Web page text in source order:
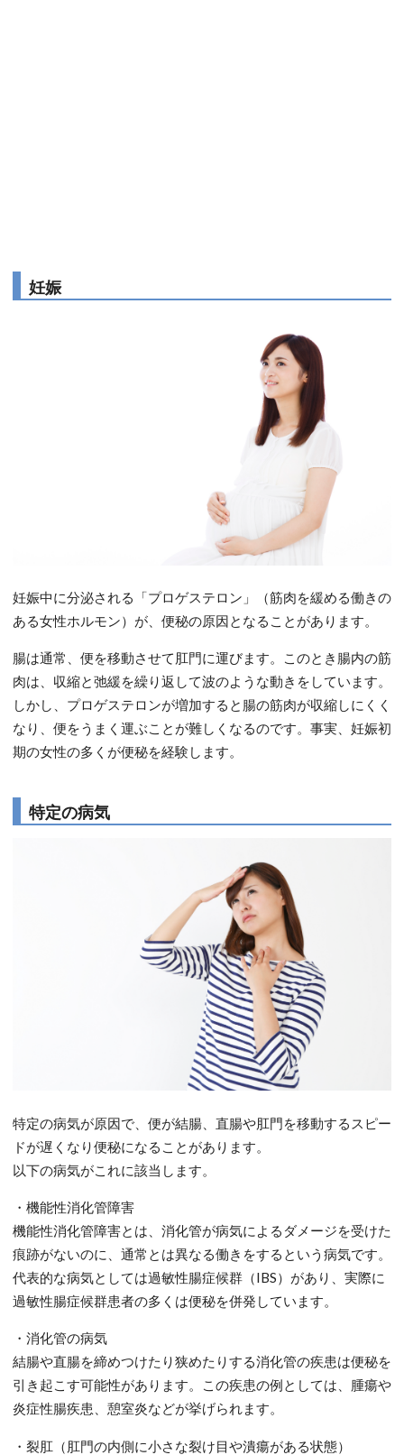
妊娠
妊娠中に分泌される「プロゲステロン」（筋肉を緩める働きの
ある女性ホルモン）が、便秘の原因となることがあります。
腸は通常、便を移動させて肛門に運びます。このとき腸内の筋
肉は、収縮と弛緩を繰り返して波のような動きをしています。
しかし、プロゲステロンが増加すると腸の筋肉が収縮しにくく
なり、便をうまく運ぶことが難しくなるのです。事実、妊娠初
期の女性の多くが便秘を経験します。
特定の病気
特定の病気が原因で、便が結腸、直腸や肛門を移動するスピー
ドが遅くなり便秘になることがあります。
以下の病気がこれに該当します。
・機能性消化管障害
機能性消化管障害とは、消化管が病気によるダメージを受けた
痕跡がないのに、通常とは異なる働きをするという病気です。
代表的な病気としては過敏性腸症候群（IBS）があり、実際に
過敏性腸症候群患者の多くは便秘を併発しています。
・消化管の病気
結腸や直腸を締めつけたり狭めたりする消化管の疾患は便秘を
引き起こす可能性があります。この疾患の例としては、腫瘍や
炎症性腸疾患、憩室炎などが挙げられます。
・裂肛（肛門の内側に小さな裂け目や潰瘍がある状態）